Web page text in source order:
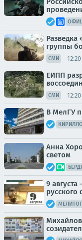
группы
СМИ 12:20
ЕИПП
СМИ 12:20
В МелГУ
Анна
светом
9
русского